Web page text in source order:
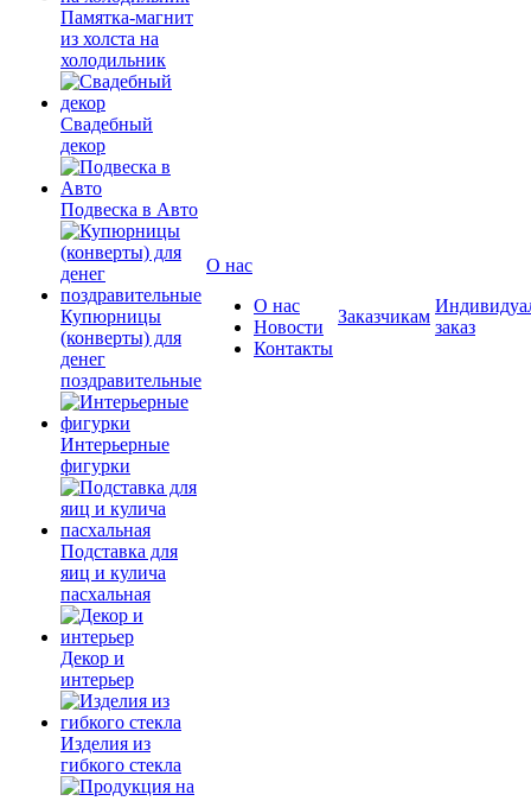
Памятка-магнит
из холста на
холодильник
Свадебный
декор
Подвеска в Авто
Купюрницы
(конверты) для
денег
поздравительные
Интерьерные
фигурки
Подставка для
яиц и кулича
пасхальная
Декор и
интерьер
Изделия из
гибкого стекла
О нас
О нас
Новости
Контакты
Заказчикам
заказ